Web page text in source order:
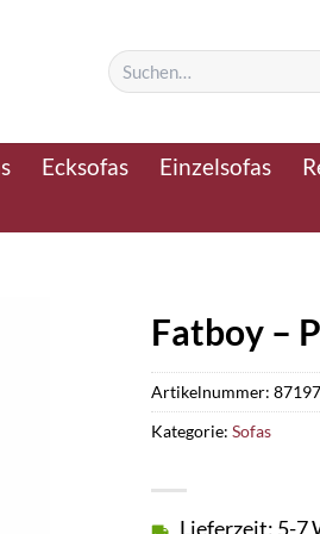
Suchen
nach:
Ecksofas Einzelsofas
Fatboy –
Lieferzeit: 5-7
Artikelnummer:
Kategorie: Sofas